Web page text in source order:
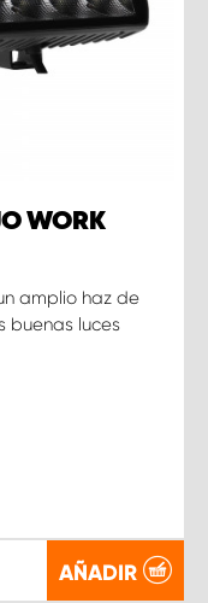
WORK
amplio haz de
buenas luces
AÑADIR